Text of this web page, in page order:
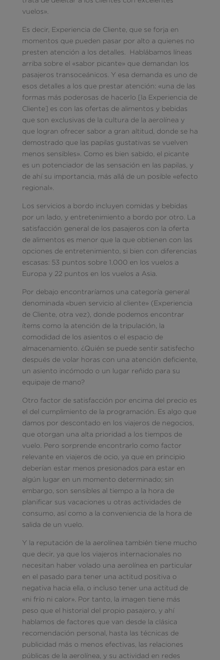
vuelos».
Es decir, Experiencia de Cliente, que se forja en
momentos que pueden pasar por alto a quienes no
presten atención a los detalles. Hablábamos líneas
arriba sobre el «sabor picante» que demandan los
pasajeros transoceánicos. Y esa demanda es uno de
esos detalles a los que prestar atención: «una de las
formas más poderosas de hacerlo [la Experiencia de
Cliente] es con las ofertas de alimentos y bebidas
que son exclusivas de la cultura de la aerolínea y
que logran ofrecer sabor a gran altitud, donde se ha
demostrado que las papilas gustativas se vuelven
menos sensibles». Como es bien sabido, el picante
es un potenciador de las sensación en las papilas, y
de ahí su importancia, más allá de un posible «efecto
regional».
Los servicios a bordo incluyen comidas y bebidas
por un lado, y entretenimiento a bordo por otro. La
satisfacción general de los pasajeros con la oferta
de alimentos es menor que la que obtienen con las
opciones de entretenimiento, si bien con diferencias
escasas: 53 puntos sobre 1.000 en los vuelos a
Europa y 22 puntos en los vuelos a Asia.
Por debajo encontraríamos una categoría general
denominada «buen servicio al cliente» (Experiencia
de Cliente, otra vez), donde podemos encontrar
ítems como la atención de la tripulación, la
comodidad de los asientos o el espacio de
almacenamiento. ¿Quién se puede sentir satisfecho
después de volar horas con una atención deficiente,
un asiento incómodo o un lugar reñido para su
equipaje de mano?
Otro factor de satisfacción por encima del precio es
el del cumplimiento de la programación. Es algo que
damos por descontado en los viajeros de negocios,
que otorgan una alta prioridad a los tiempos de
vuelo. Pero sorprende encontrarlo como factor
relevante en viajeros de ocio, ya que en principio
deberían estar menos presionados para estar en
algún lugar en un momento determinado; sin
embargo, son sensibles al tiempo a la hora de
planificar sus vacaciones u otras actividades de
consumo, así como a la conveniencia de la hora de
salida de un vuelo.
Y la reputación de la aerolínea también tiene mucho
que decir, ya que los viajeros internacionales no
necesitan haber volado una aerolínea en particular
en el pasado para tener una actitud positiva o
negativa hacia ella, o incluso tener una actitud de
«ni frío ni calor». Por tanto, la imagen tiene más
peso que el historial del propio pasajero, y ahí
hablamos de factores que van desde la clásica
recomendación personal, hasta las técnicas de
publicidad más o menos efectivas, las relaciones
públicas de la aerolínea, y su actividad en redes